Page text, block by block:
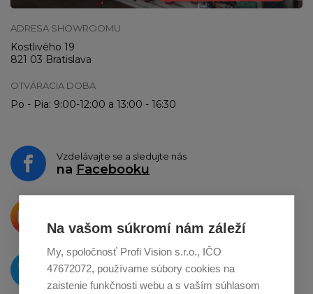
Na vašom súkromí nám záleží
My, spoločnosť Profi Vision s.r.o., IČO
47672072, používame súbory cookies na
zaistenie funkčnosti webu a s vaším súhlasom
ADRESA SHOWROOMU
Kostlivého 19
821 03 Bratislava
OTVÁRACIA DOBA
Po - Pia: 9:00-12:00 a 13:00 - 16:30
Vzdelávajte se a sledujte nás
na Facebooku
o zdieľanie naInstagrame
O novinkách píšeme
naTwitteri